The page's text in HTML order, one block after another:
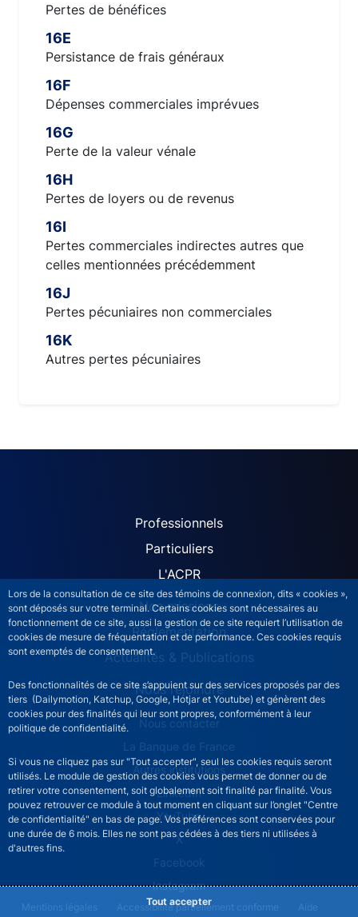
Lors de la consultation de ce site des témoins de connexion, dits « cookies »,
sont déposés sur votre terminal. Certains cookies sont nécessaires au
fonctionnement de ce site, aussi la gestion de ce site requiert l’utilisation de
cookies de mesure de fréquentation et de performance. Ces cookies requis
sont exemptés de consentement.
Des fonctionnalités de ce site s’appuient sur des services proposés par des
tiers (Dailymotion, Katchup, Google, Hotjar et Youtube) et génèrent des
cookies pour des finalités qui leur sont propres, conformément à leur
politique de confidentialité.
Si vous ne cliquez pas sur "Tout accepter", seul les cookies requis seront
utilisés. Le module de gestion des cookies vous permet de donner ou de
retirer votre consentement, soit globalement soit finalité par finalité. Vous
pouvez retrouver ce module à tout moment en cliquant sur l’onglet "Centre
de confidentialité" en bas de page. Vos préférences sont conservées pour
une durée de 6 mois. Elles ne sont pas cédées à des tiers ni utilisées à
d'autres fins.
Tout accepter
Pertes de bénéfices
16E
Persistance de frais généraux
16F
Dépenses commerciales imprévues
16G
Perte de la valeur vénale
16H
Pertes de loyers ou de revenus
16I
Pertes commerciales indirectes autres que
celles mentionnées précédemment
16J
Pertes pécuniaires non commerciales
16K
Autres pertes pécuniaires
ACPR site navigation
Professionnels
Particuliers
L'ACPR
Nos missions
Réglementation
Actualités & Publications
Nous rejoindre
ACPR footer secondary menu (French)
Nous contacter
La Banque de France
Autres institutions
LinkedIn
YouTube
X
Facebook
Instagram
ACPR footer legal notice menu
Mentions légales Accessibilité partiellement conforme Aide